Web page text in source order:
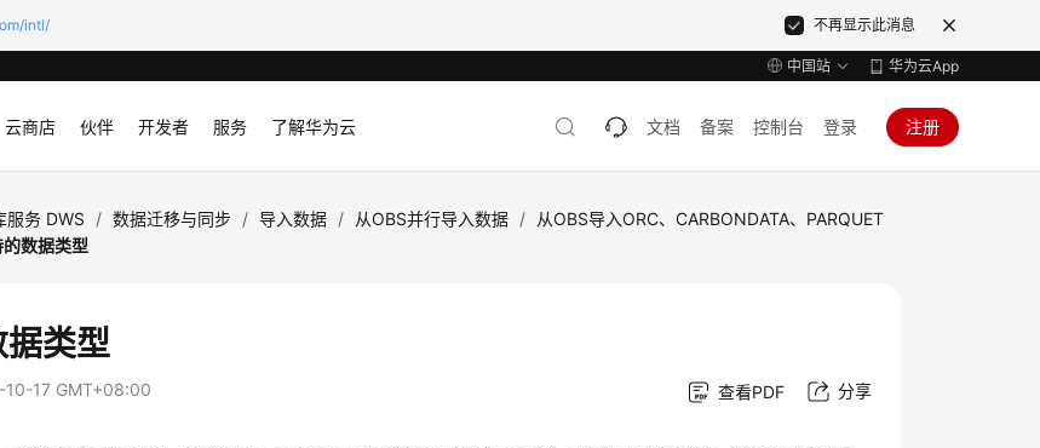
intl/ 不再显示此消息
中国站 华为云App
云商店 伙伴 开发者 服务 了解华为云 文档 备案 控制台 登录 注册
服务 DWS / 数据迁移与同步 / 导入数据 / 从OBS并行导入数据 /
从OBS导入ORC、CARBONDATA、PARQUET
的数据类型
类型
10-17 GMT+08:00 查看PDF 分享